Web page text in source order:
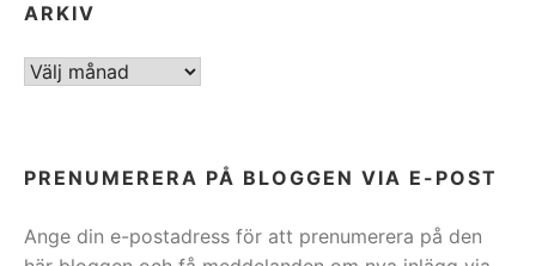
ARKIV
ARKIV
PRENUMERERA PÅ BLOGGEN VIA E-POST
Ange din e-postadress för att prenumerera på den